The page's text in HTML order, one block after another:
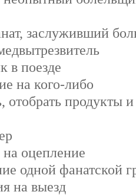
заслуживший
в поезде
на кого-либо
отобрать продукты
оцепление
одной фанатской
на выезд